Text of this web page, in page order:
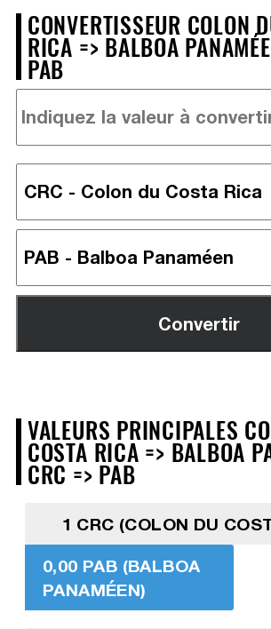
CONVERTISSEUR COLON
RICA => BALBOA
PAB
VALEURS PRINCIPALES
COSTA RICA => BALBOA
CRC => PAB
1 CRC (COLON DU
0,00 PAB (BALBOA
PANAMÉEN)